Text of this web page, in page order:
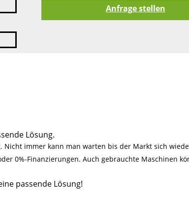
Lösung.
immer kann man warten bis der Markt sich
0%-Finanzierungen. Auch gebrauchte Maschinen
passende Lösung!